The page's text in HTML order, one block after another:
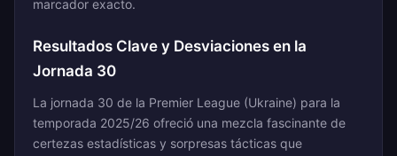
marcador exacto.
Resultados Clave y Desviaciones en la
Jornada 30
La jornada 30 de la Premier League (Ukraine) para la
temporada 2025/26 ofreció una mezcla fascinante de
certezas estadísticas y sorpresas tácticas que